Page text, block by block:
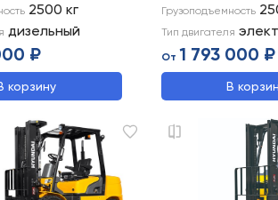
2500 кг
дизельный
₽
корзину
Грузоподъемность
Тип двигателя
От 1 793 000 ₽
В